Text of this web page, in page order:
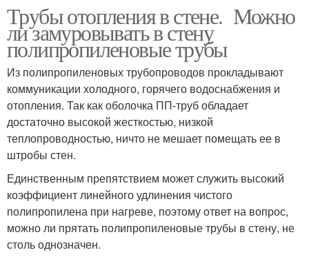
Трубы отопления в стене. Можно
ли замуровывать в стену
полипропиленовые трубы
Из полипропиленовых трубопроводов прокладывают
коммуникации холодного, горячего водоснабжения и
отопления. Так как оболочка ПП-труб обладает
достаточно высокой жесткостью, низкой
теплопроводностью, ничто не мешает помещать ее в
штробы стен.
Единственным препятствием может служить высокий
коэффициент линейного удлинения чистого
полипропилена при нагреве, поэтому ответ на вопрос,
можно ли прятать полипропиленовые трубы в стену, не
столь однозначен.